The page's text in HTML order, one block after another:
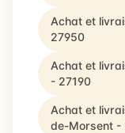
Achat et
27950
Achat et
- 27190
Achat et
de-Morsent -